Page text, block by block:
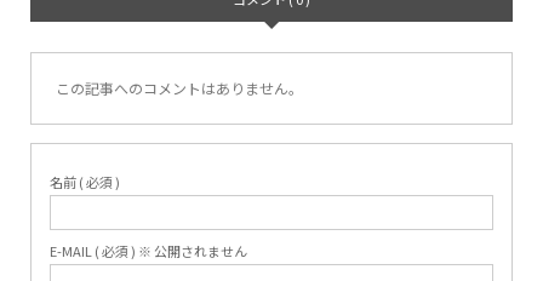
この記事へのコメントはありません。
名前 ( 必須 )
E-MAIL ( 必須 ) ※ 公開されません